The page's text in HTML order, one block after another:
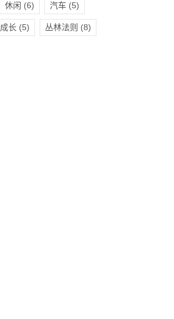
休闲 (6) 汽车(5)
成长(5) 丛林法则 (8)